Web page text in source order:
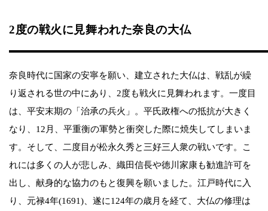
2度の戦火に見舞われた奈良の大仏
奈良時代に国家の安寧を願い、建立された大仏は、戦乱が繰
り返される世の中にあり、2度も戦火に見舞われます。一度目
は、平安末期の「治承の兵火」。平氏政権への抵抗が大きく
なり、12月、平重衡の軍勢と衝突した際に焼失してしまいま
す。そして、二度目が松永久秀と三好三人衆の戦いです。こ
れには多くの人が悲しみ、織田信長や徳川家康も勧進許可を
出し、献身的な協力のもと復興を願いました。江戸時代に入
り、元禄4年(1691)、遂に124年の歳月を経て、大仏の修理は